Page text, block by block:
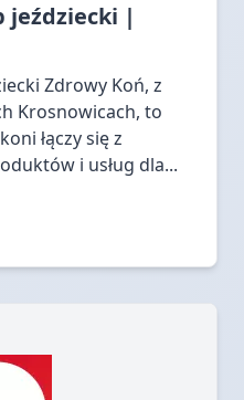
|
Zdrowy Koń, z
Krosnowicach, to
łączy się z
i usług dla...